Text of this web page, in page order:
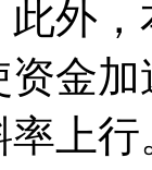
外
金
上